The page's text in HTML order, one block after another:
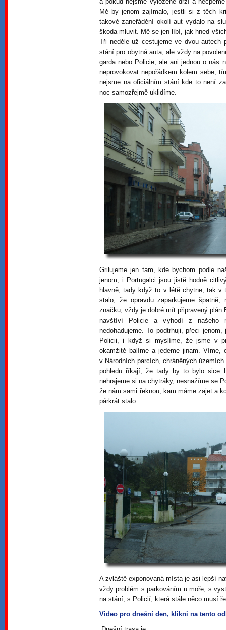
Mě by jenom zajímalo, jestli si z těch
takové zaneřádění okolí aut vydalo na
škoda mluvit. Mě se jen líbí, jak hned
Tři neděle už cestujeme ve dvou autech
stání pro obytná auta, ale vždy na
garda nebo Policie, ale ani jednou o nás
neprovokovat nepořádkem kolem sebe,
nejsme na oficiálním stání kde to není
noc samozřejmě uklidíme.
Grilujeme jen tam, kde bychom podle
jenom, i Portugalci jsou jistě hodně
hlavně, tady když to v létě chytne, tak v
stalo, že opravdu zaparkujeme
značku, vždy je dobré mít připravený
navštíví Policie a vyhodí z našeho
nedohadujeme. To podtrhuji, přeci
Policii, i když si myslíme, že jsme v
okamžitě balíme a jedeme jinam.
v Národních parcích, chráněných
pohledu říkají, že tady by to bylo sice
nehrajeme si na chytráky, nesnažíme se
že nám sami řeknou, kam máme zajet a
párkrát stalo.
A zvláště exponovaná místa je asi lepší
vždy problém s parkováním u moře, s
na stání, s Policií, která stále něco musí
Video pro dnešní den, klikni na tento